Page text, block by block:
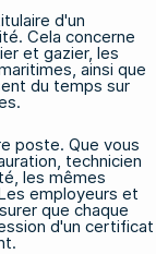
d'un
Cela concerne
et gazier, les
ainsi que
du temps sur
poste. Que vous
technicien
les mêmes
employeurs et
que chaque
d'un certificat